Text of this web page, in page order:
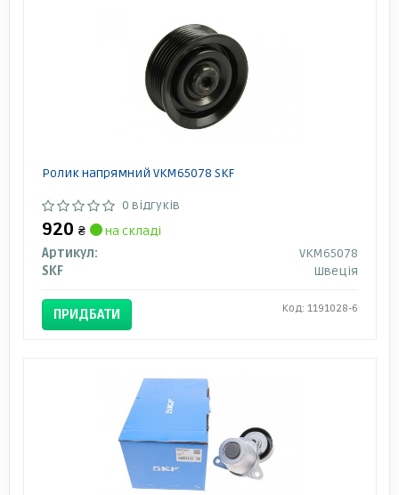
Ролик напрямний VKM65078 SKF
0 відгуків
920 ₴
на складі
Артикул:
VKM65078
SKF
Швеція
ПРИДБАТИ Код: 1191028-6